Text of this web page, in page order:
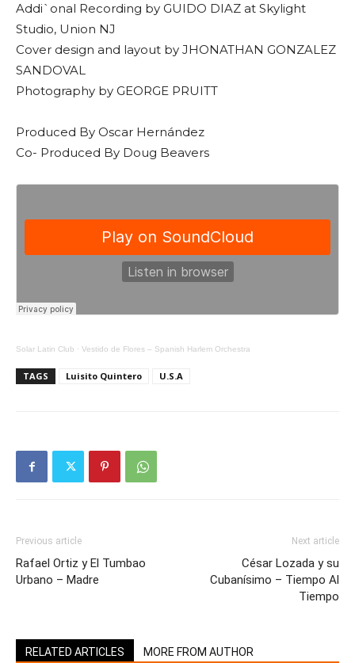
Addi`onal Recording by GUIDO DIAZ at Skylight
Studio, Union NJ
Cover design and layout by JHONATHAN GONZALEZ
SANDOVAL
Photography by GEORGE PRUITT
Produced By Oscar Hernández
Co- Produced By Doug Beavers
Solar Latin Club · Vestido de Flores – Spanish Harlem Orchestra
TAGS Luisito Quintero U.S.A
Previous article
Rafael Ortiz y El Tumbao
Urbano – Madre
Next article
César Lozada y su
Cubanísimo – Tiempo Al
Tiempo
RELATED ARTICLES MORE FROM AUTHOR